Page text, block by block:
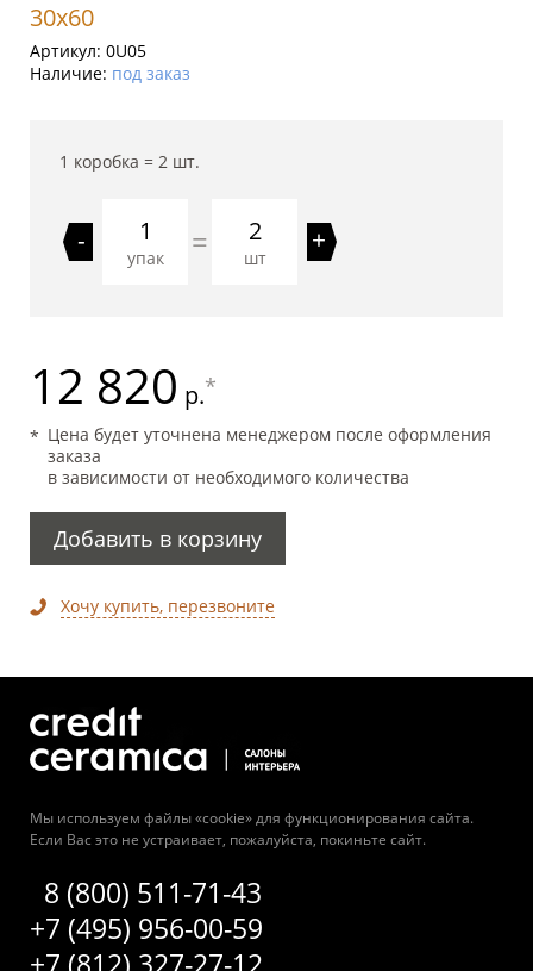
30x60
Артикул: 0U05
Наличие: под заказ
1 коробка = 2 шт.
-
упак = 2
шт
+
12 820 р.*
Цена будет уточнена менеджером после оформления
заказа
в зависимости от необходимого количества
Добавить в корзину
Хочу купить, перезвоните
Мы используем файлы «cookie» для функционирования сайта.
Если Вас это не устраивает, пожалуйста, покиньте сайт.
8 (800) 511-71-43
+7 (495) 956-00-59